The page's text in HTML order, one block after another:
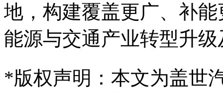
地，构建覆盖更广、补
能源与交通产业转型升
*版权声明：本文为盖世